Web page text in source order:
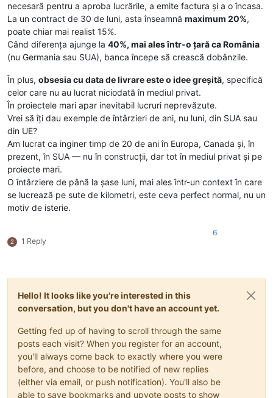
necesară pentru a aproba lucrările, a emite factura și a o încasa.
La un contract de 30 de luni, asta înseamnă maximum 20%,
poate chiar mai realist 15%.
Când diferența ajunge la 40%, mai ales într-o țară ca România
(nu Germania sau SUA), banca începe să crească dobânzile.
În plus, obsesia cu data de livrare este o idee greșită, specifică
celor care nu au lucrat niciodată în mediul privat.
În proiectele mari apar inevitabil lucruri neprevăzute.
Vrei să îți dau exemple de întârzieri de ani, nu luni, din SUA sau
din UE?
Am lucrat ca inginer timp de 20 de ani în Europa, Canada și, în
prezent, în SUA — nu în construcții, dar tot în mediul privat și pe
proiecte mari.
O întârziere de până la șase luni, mai ales într-un context în care
se lucrează pe sute de kilometri, este ceva perfect normal, nu un
motiv de isterie.
2 1 Reply
6
Hello! It looks like you're interested in this
conversation, but you don't have an account yet.
Getting fed up of having to scroll through the same
posts each visit? When you register for an account,
you'll always come back to exactly where you were
before, and choose to be notified of new replies
(either via email, or push notification). You'll also be
able to save bookmarks and upvote posts to show